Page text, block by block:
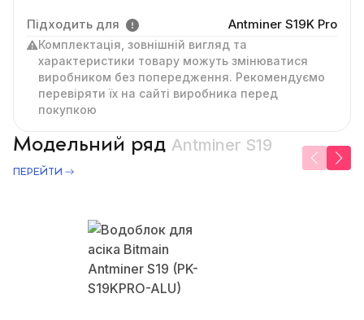
Підходить для Antminer S19K Pro
Комплектація, зовнішній вигляд та
характеристики товару можуть змінюватися
виробником без попередження. Рекомендуємо
перевіряти їх на сайті виробника перед
покупкою
Модельний ряд Antminer S19
ПЕРЕЙТИ